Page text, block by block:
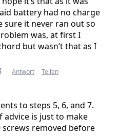
battery had no charge
sure it never ran out so
was, at first I
but wasn’t that as I
Antwort Teilen
to steps 5, 6, and 7.
advice is just to make
screws removed before